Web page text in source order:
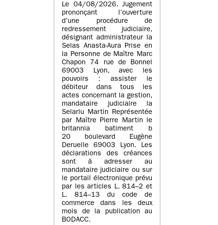
Le 04/08/2026. Jugement
prononçant l’ouverture
d’une procédure de
redressement judiciaire,
désignant administrateur la
Selas Anasta-Aura Prise en
la Personne de Maître Marc
Chapon 74 rue de Bonnel
69003 Lyon, avec les
pouvoirs : assister le
débiteur dans tous les
actes concernant la gestion,
mandataire judiciaire la
Selarlu Martin Représentée
par Maître Pierre Martin le
britannia batiment b
20 boulevard Eugène
Deruelle 69003 Lyon. Les
déclarations des créances
sont à adresser au
mandataire judiciaire ou sur
le portail électronique prévu
par les articles L. 814–2 et
L. 814–13 du code de
commerce dans les deux
mois de la publication au
BODACC.